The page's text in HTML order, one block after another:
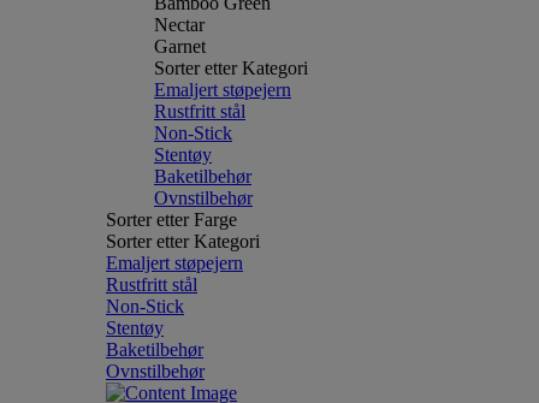
Nectar
Garnet
Sorter etter Kategori
Emaljert støpejern
Rustfritt stål
Non-Stick
Stentøy
Baketilbehør
Ovnstilbehør
Sorter etter Farge
Sorter etter Kategori
Emaljert støpejern
Rustfritt stål
Non-Stick
Stentøy
Baketilbehør
Ovnstilbehør